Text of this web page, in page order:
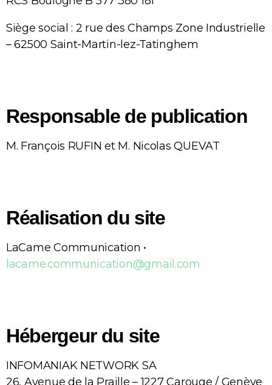
Siège social : 2 rue des Champs Zone Industrielle
– 62500 Saint-Martin-lez-Tatinghem
Responsable de publication
M. François RUFIN et M. Nicolas QUEVAT
Réalisation du site
LaCame Communication •
lacame.communication@gmail.com
Hébergeur du site
INFOMANIAK NETWORK SA
26, Avenue de la Praille – 1227 Carouge / Genève